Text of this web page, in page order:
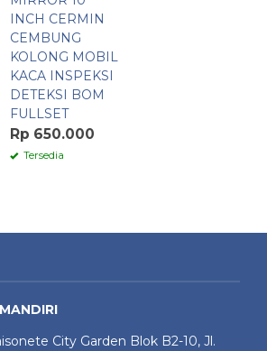
INCH CERMIN
CEMBUNG
KOLONG MOBIL
KACA INSPEKSI
DETEKSI BOM
FULLSET
Rp 650.000
Tersedia
City Garden Blok B2-10, Jl.